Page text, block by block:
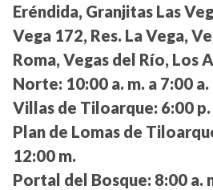
Eréndida, Granjitas Las
Vega 172, Res. La Vega,
Roma, Vegas del Río, Los
Norte: 10:00 a. m. a 7:00 a.
Villas de Tiloarque: 6:00
Plan de Lomas de
12:00 m.
Portal del Bosque: 8:00 a.